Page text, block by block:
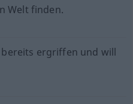
Welt finden.
ergriffen und will